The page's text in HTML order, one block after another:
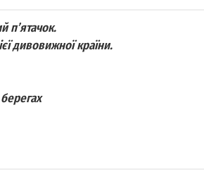
п’ятачок.
дивовижної країни.